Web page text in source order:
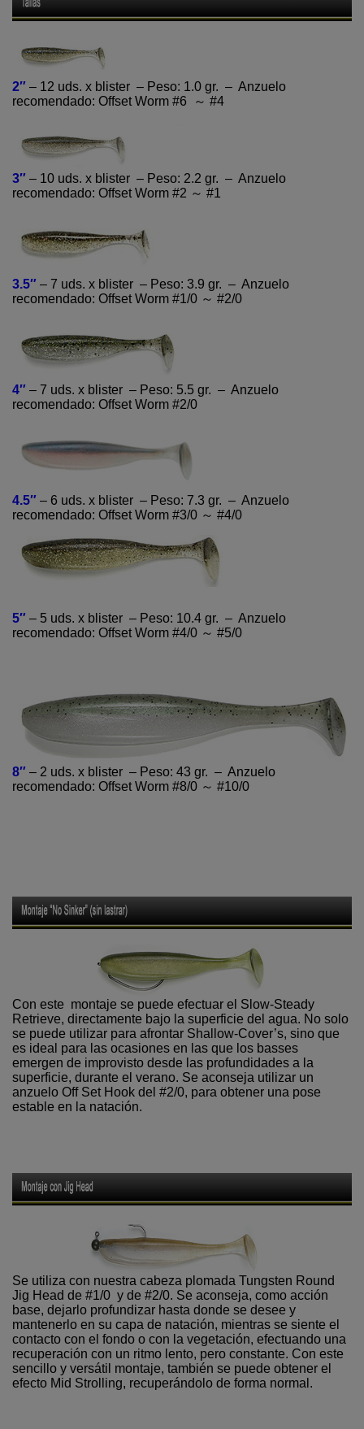
2″ – 12 uds. x blister – Peso: 1.0 gr. – Anzuelo
recomendado: Offset Worm #6 ～ #4
3″ – 10 uds. x blister – Peso: 2.2 gr. – Anzuelo
recomendado: Offset Worm #2 ～ #1
3.5″ – 7 uds. x blister – Peso: 3.9 gr. – Anzuelo
recomendado: Offset Worm #1/0 ～ #2/0
4″ – 7 uds. x blister – Peso: 5.5 gr. – Anzuelo
recomendado: Offset Worm #2/0
4.5″ – 6 uds. x blister – Peso: 7.3 gr. – Anzuelo
recomendado: Offset Worm #3/0 ～ #4/0
5″ – 5 uds. x blister – Peso: 10.4 gr. – Anzuelo
recomendado: Offset Worm #4/0 ～ #5/0
8″ – 2 uds. x blister – Peso: 43 gr. – Anzuelo
recomendado: Offset Worm #8/0 ～ #10/0
Con este montaje se puede efectuar el Slow-Steady
Retrieve, directamente bajo la superficie del agua. No solo
se puede utilizar para afrontar Shallow-Cover’s, sino que
es ideal para las ocasiones en las que los basses
emergen de improvisto desde las profundidades a la
superficie, durante el verano. Se aconseja utilizar un
anzuelo Off Set Hook del #2/0, para obtener una pose
estable en la natación.
Se utiliza con nuestra cabeza plomada Tungsten Round
Jig Head de #1/0 y de #2/0. Se aconseja, como acción
base, dejarlo profundizar hasta donde se desee y
mantenerlo en su capa de natación, mientras se siente el
contacto con el fondo o con la vegetación, efectuando una
recuperación con un ritmo lento, pero constante. Con este
sencillo y versátil montaje, también se puede obtener el
efecto Mid Strolling, recuperándolo de forma normal.